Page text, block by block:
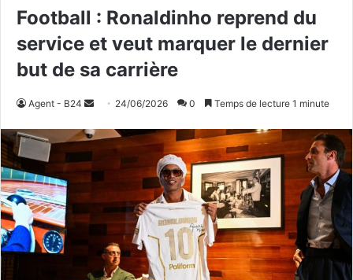
Football : Ronaldinho reprend du
service et veut marquer le dernier
but de sa carrière
Agent - B24
v
n
c
24/06/2026 0 Temps de lecture 1 minute